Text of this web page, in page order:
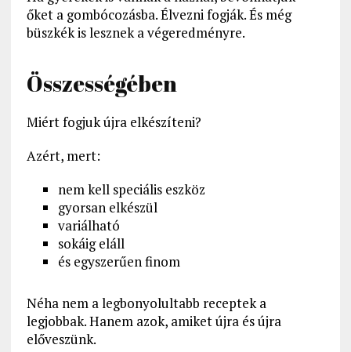
őket a gombócozásba. Élvezni fogják. És még
büszkék is lesznek a végeredményre.
Összességében
Miért fogjuk újra elkészíteni?
Azért, mert:
nem kell speciális eszköz
gyorsan elkészül
variálható
sokáig eláll
és egyszerűen finom
Néha nem a legbonyolultabb receptek a
legjobbak. Hanem azok, amiket újra és újra
előveszünk.